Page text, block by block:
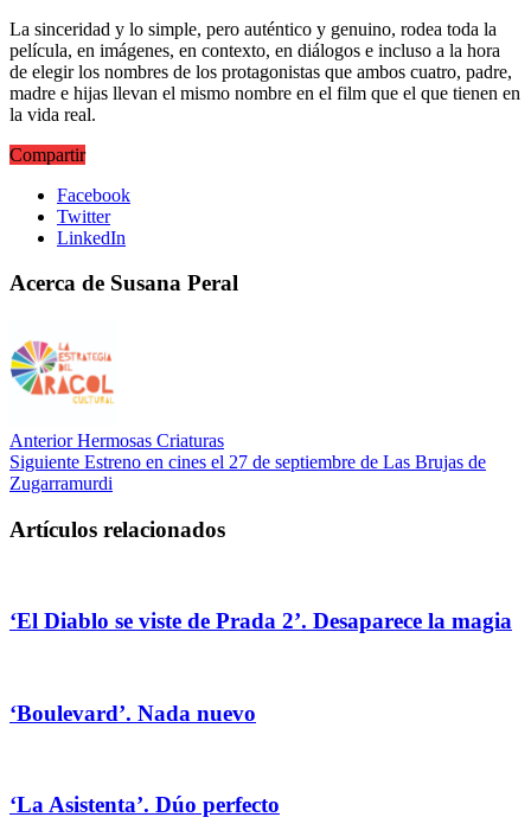
La sinceridad y lo simple, pero auténtico y genuino, rodea toda la
película, en imágenes, en contexto, en diálogos e incluso a la hora
de elegir los nombres de los protagonistas que ambos cuatro, padre,
madre e hijas llevan el mismo nombre en el film que el que tienen en
la vida real.
Compartir
Facebook
Twitter
LinkedIn
Acerca de Susana Peral
AnteriorHermosas Criaturas
Siguiente Estreno en cines el 27 de septiembre de Las Brujas de
Zugarramurdi
Artículos relacionados
‘El Diablo se viste de Prada 2’. Desaparece la magia
‘Boulevard’. Nada nuevo
‘La Asistenta’. Dúo perfecto